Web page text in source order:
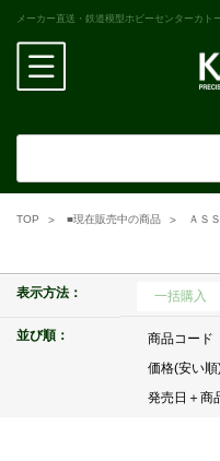
メーカー直送・鉄道模型ホビーセンターカト
TOP ■現在販売中の商品 ＡＳ
表示方法： 一括購入
並び順： 商品コード
価格(安い順
発売日＋商